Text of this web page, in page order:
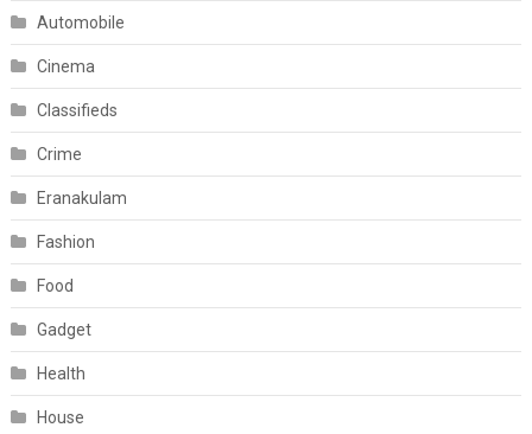
Automobile
Cinema
Classifieds
Crime
Eranakulam
Fashion
Food
Gadget
Health
House